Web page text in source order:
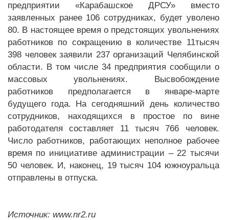
предприятии «Карабашское ДРСУ» вместо
заявленных ранее 106 сотрудниках, будет уволено
80. В настоящее время о предстоящих увольнениях
работников по сокращению в количестве 11тысяч
398 человек заявили 237 организаций Челябинской
области. В том числе 34 предприятия сообщили о
массовых увольнениях. Высвобождение
работников предполагается в январе-марте
будущего года. На сегодняшний день количество
сотрудников, находящихся в простое по вине
работодателя составляет 11 тысяч 766 человек.
Число работников, работающих неполное рабочее
время по инициативе администрации – 22 тысячи
50 человек. И, наконец, 19 тысяч 104 южноуральца
отправлены в отпуска.
Источник: www.nr2.ru